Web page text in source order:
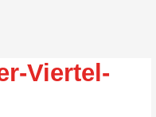
Viertel-